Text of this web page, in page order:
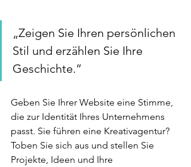
„Zeigen Sie Ihren persönlichen
Stil und erzählen Sie Ihre
Geschichte.”
Geben Sie Ihrer Website eine Stimme,
die zur Identität Ihres Unternehmens
passt. Sie führen eine Kreativagentur?
Toben Sie sich aus und stellen Sie
Projekte, Ideen und Ihre